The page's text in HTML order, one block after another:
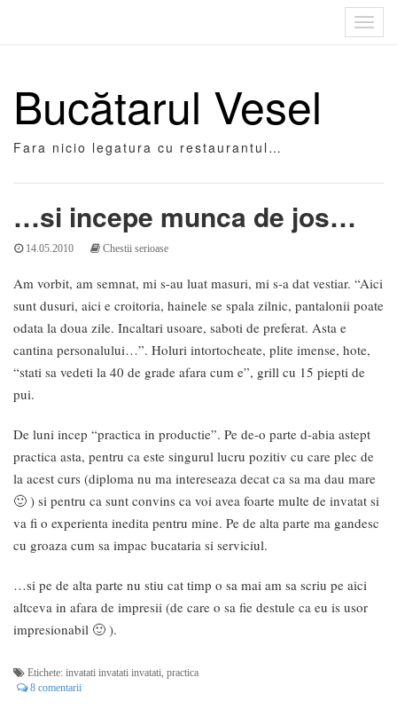
Bucătarul Vesel
Fara nicio legatura cu restaurantul…
…si incepe munca de jos…
14.05.2010 Chestii serioase
Am vorbit, am semnat, mi s-au luat masuri, mi s-a dat vestiar. “Aici
sunt dusuri, aici e croitoria, hainele se spala zilnic, pantalonii poate
odata la doua zile. Incaltari usoare, saboti de preferat. Asta e
cantina personalului…”. Holuri intortocheate, plite imense, hote,
“stati sa vedeti la 40 de grade afara cum e”, grill cu 15 piepti de
pui.
De luni incep “practica in productie”. Pe de-o parte d-abia astept
practica asta, pentru ca este singurul lucru pozitiv cu care plec de
la acest curs (diploma nu ma intereseaza decat ca sa ma dau mare
🙂 ) si pentru ca sunt convins ca voi avea foarte multe de invatat si
va fi o experienta inedita pentru mine. Pe de alta parte ma gandesc
cu groaza cum sa impac bucataria si serviciul.
…si pe de alta parte nu stiu cat timp o sa mai am sa scriu pe aici
altceva in afara de impresii (de care o sa fie destule ca eu is usor
impresionabil 🙂 ).
Etichete: invatati invatati invatati practica
8 comentarii